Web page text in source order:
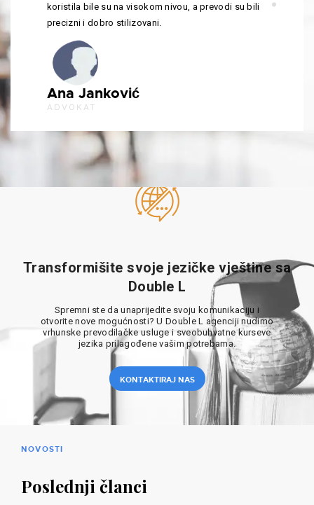
koristila bile su na visokom nivou, a prevodi su bili
precizni i dobro stilizovani.
Ana Janković
ADVOKAT
Transformišite svoje jezičke vještine sa
Double L
Spremni ste da unaprijedite svoju komunikaciju i
otvorite nove mogućnosti? U Double L agenciji nudimo
vrhunske prevodilačke usluge i sveobuhvatne kurseve
jezika prilagođene vašim potrebama.
KONTAKTIRAJ NAS
NOVOSTI
Poslednji članci